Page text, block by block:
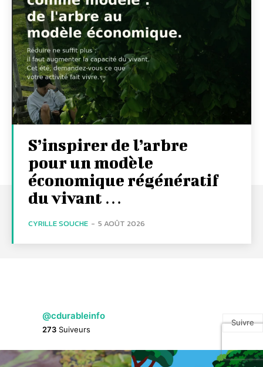
S’inspirer de l’arbre
pour un modèle
économique régénératif
du vivant …
CYRILLE SOUCHE - 5 AOÛT 2026
@cdurableinfo
273 Suiveurs
Suivre